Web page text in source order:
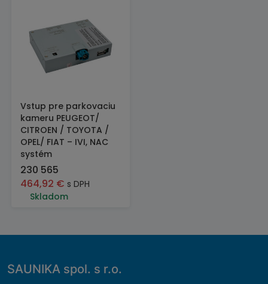
Vstup pre parkovaciu
kameru PEUGEOT/
CITROEN / TOYOTA /
OPEL/ FIAT – IVI, NAC
systém
230 565
464,92 € s DPH
Skladom
SAUNIKA spol. s r.o.